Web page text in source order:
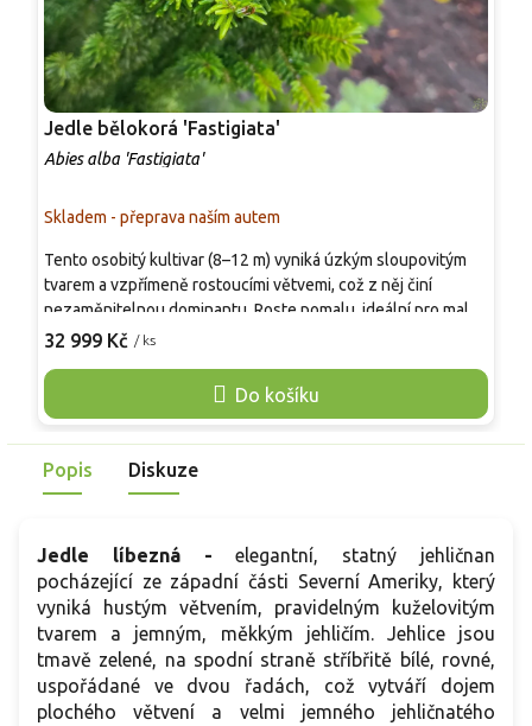
Jedle bělokorá 'Fastigiata'
Abies alba 'Fastigiata'
Skladem - přeprava naším autem
32 999 Kč / ks
Do košíku
Tento osobitý kultivar (8–12 m) vyniká úzkým sloupovitým
tvarem a vzpřímeně rostoucími větvemi, což z něj činí
nezaměnitelnou dominantu. Roste pomalu, ideální pro malé
zahrady, aleje či vertikální solitéry v moderních kompozicích.
zelené jehlice se stříbřitými pruhy na rubu. Kultivar je ceněn
pro vnesení vertikálního prvku bez nutnosti velkého
zahradě se uplatní jako nepřehlédnutelný prvek, součást
skupinových výsadeb či reprezentativní solitér.
Popis Diskuze
Jedle líbezná -elegantní, statný jehličnan
pocházející ze západní části Severní Ameriky, který
vyniká hustým větvením, pravidelným kuželovitým
tvarem a jemným, měkkým jehličím. Jehlice jsou
tmavě zelené, na spodní straně stříbřitě bílé, rovné,
uspořádané ve dvou řadách, což vytváří dojem
plochého větvení a velmi jemného jehličnatého